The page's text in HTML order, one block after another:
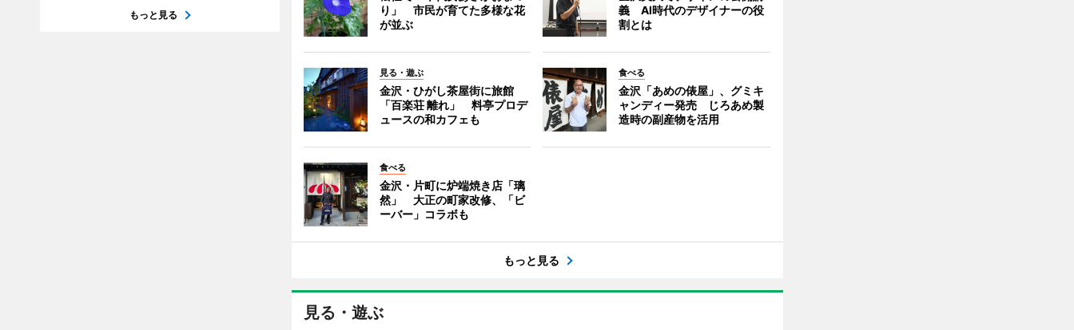
り」 市民が育てた多様な花
が並ぶ
義 AI時代のデザイナーの役
割とは
見る・遊ぶ
金沢・ひがし茶屋街に旅館
「百楽荘 離れ」 料亭プロデ
ュースの和カフェも
食べる
金沢「あめの俵屋」、グミキ
ャンディー発売 じろあめ製
造時の副産物を活用
食べる
金沢・片町に炉端焼き店「璃
然」 大正の町家改修、「ビ
ーバー」コラボも
もっと見る
見る・遊ぶ
もっと見る